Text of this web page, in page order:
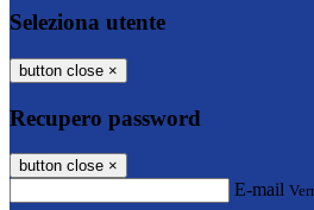
Seleziona utente
button close ×
Recupero password
button close ×
E-mail